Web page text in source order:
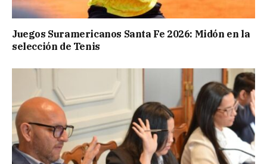
Juegos Suramericanos Santa Fe 2026: Midón en la
selección de Tenis